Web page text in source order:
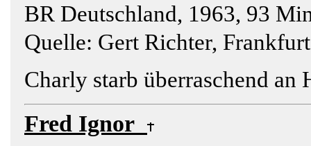
BR Deutschland, 1963, 93
Quelle: Gert Richter,
Charly starb überraschend
Fred Ignor